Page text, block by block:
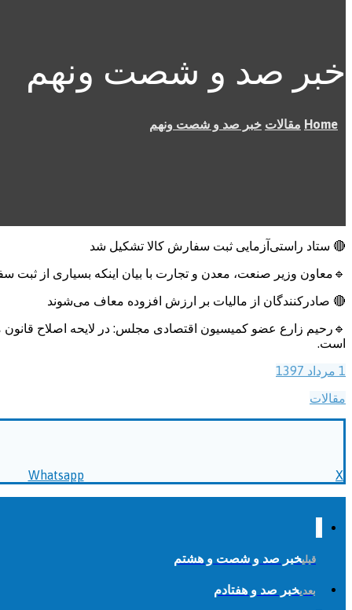
خبر صد و شصت ونهم
Home مقالات خبر صد و شصت ونهم
🔴 ستاد راستی‌آزمایی ثبت سفارش کالا تشکیل شد
🔹معاون وزیر صنعت، معدن و تجارت با بیان اینکه بسیاری از
🔴 صادرکنندگان از مالیات بر ارزش افزوده معاف می‌شوند
است.
1 مرداد 1397
مقالات
X
Whatsapp
قبلیخبر صد و شصت و هشتم
بعدیخبر صد و هفتادم